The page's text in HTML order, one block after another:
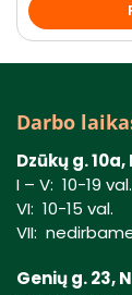
Darbo
Dzūkų g.
I – V: 10-19 val.
VI: 10-15 val.
VII:
Genių g. 23,